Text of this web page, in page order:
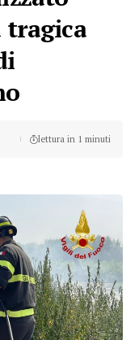
tragica
lettura in 1 minuti